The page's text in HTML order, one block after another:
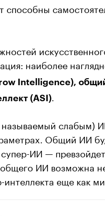
способны
наиболее
Intelligence), общий
(ASI)
слабым)
Общий ИИ
ИИ — превзойдет
общего ИИ возможна
еще как